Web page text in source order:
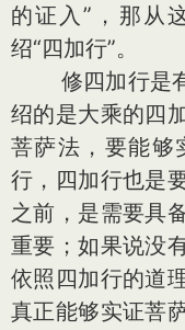
的证入”，那从
绍“四加行”。
修四加行是有
绍的是大乘的四
菩萨法，要能够
行，四加行也是
之前，是需要具
重要；如果说没
依照四加行的道
真正能够实证菩